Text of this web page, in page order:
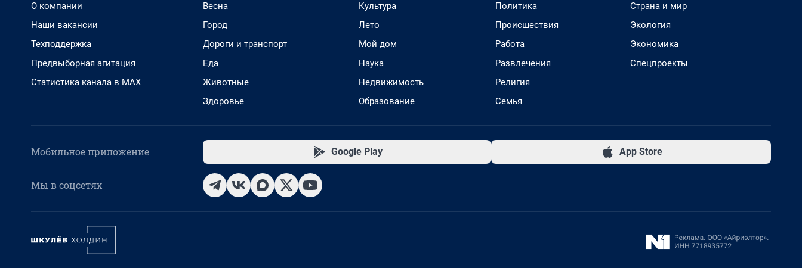
О компании
Наши вакансии
Техподдержка
Предвыборная агитация
Статистика канала в MAX
Весна
Город
Дороги и транспорт
Еда
Животные
Здоровье
Культура
Лето
Мой дом
Наука
Недвижимость
Образование
Политика
Происшествия
Работа
Развлечения
Религия
Семья
Страна и мир
Экология
Экономика
Спецпроекты
Мобильное приложение Google Play App Store
Мы в соцсетях